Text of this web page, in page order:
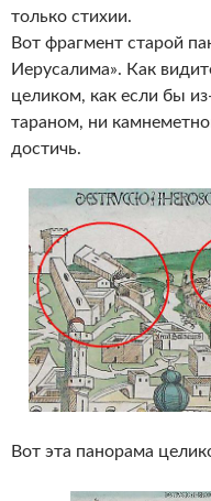
только стихии.
Вот фрагмент старой
Иерусалима». Как
целиком, как если бы
тараном, ни
достичь.
Вот эта панорама